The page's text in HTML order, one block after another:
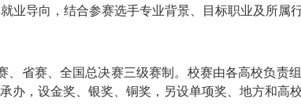
业导向，结合参赛选手专业背景、目标职业及所属
省赛、全国总决赛三级赛制。校赛由各高校负责
办，设金奖、银奖、铜奖，另设单项奖、地方和高